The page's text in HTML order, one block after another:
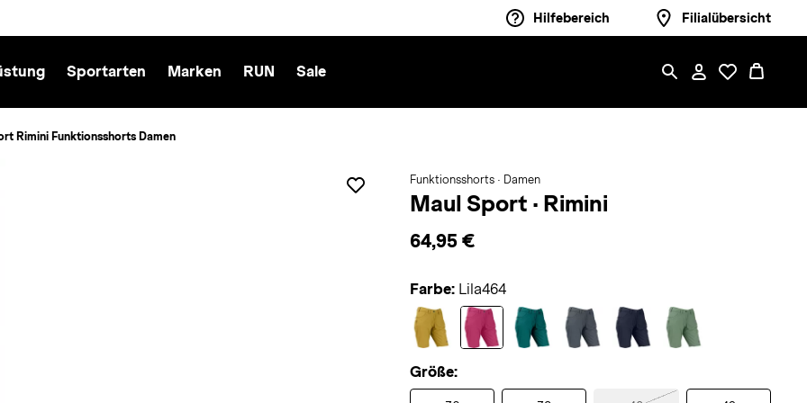
Hilfebereich Filialübersicht
Sportarten Marken RUN Sale
Rimini Funktionsshorts Damen
Funktionsshorts · Damen
Maul Sport · Rimini
64,95 €
Farbe: Lila464
Größe: